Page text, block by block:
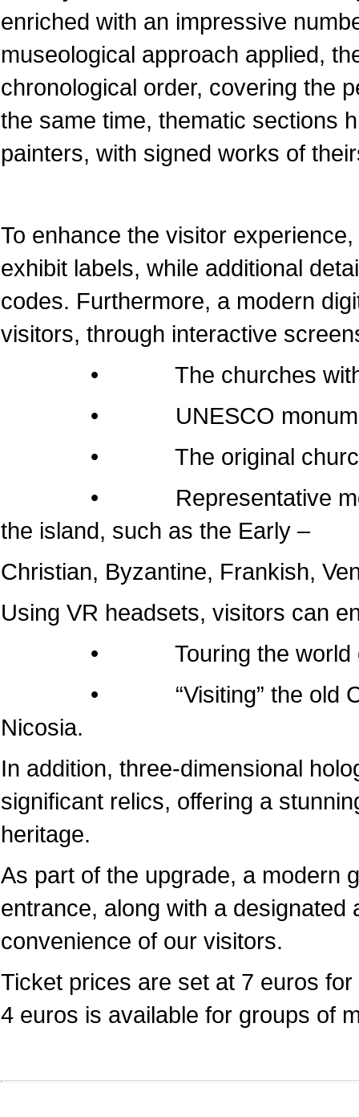
enriched with an impressive
museological approach applied,
chronological order, covering the
the same time, thematic sections
painters, with signed works of
To enhance the visitor
exhibit labels, while additional
codes. Furthermore, a modern
visitors, through interactive
• The churches within
• UNESCO
• The original churches
• Representative
the island, such as the Early –
Christian, Byzantine, Frankish,
Using VR headsets, visitors can
• Touring the world of
• “Visiting” the old
Nicosia.
In addition, three-dimensional
significant relics, offering a
heritage.
As part of the upgrade, a modern
entrance, along with a
convenience of our visitors.
Ticket prices are set at 7 euros
4 euros is available for groups of